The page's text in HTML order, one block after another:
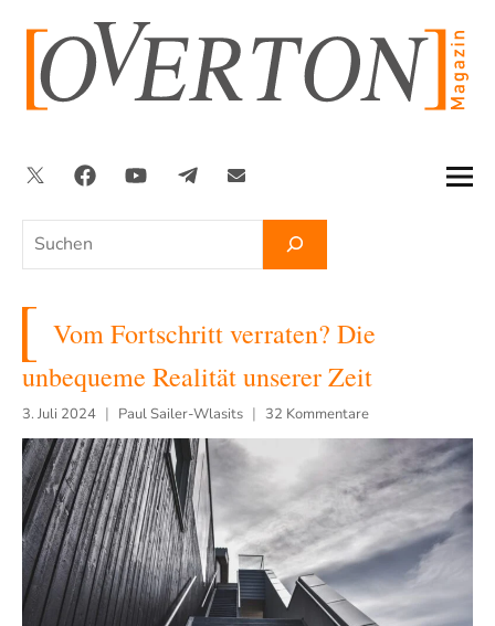
springen
Suchen
TwitterFacebookYouTubeTelegramNewsletter
Vom Fortschritt verraten? Die
unbequeme Realität unserer Zeit
3. Juli 2024 Paul Sailer-Wlasits 32 Kommentare